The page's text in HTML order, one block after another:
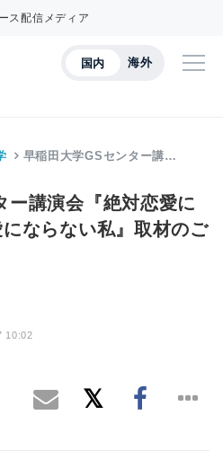
ス配信メディア
国内 海外
早稲田大学GSセンター講…
ー講演会『絶対恋愛に
ならない私』取材のご
10:02